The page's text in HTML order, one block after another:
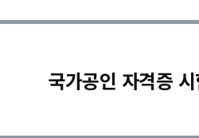
국가공인 자격증